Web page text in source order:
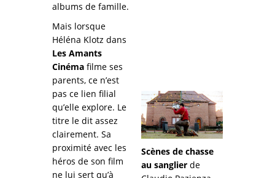
albums de famille.
Mais lorsque
Héléna Klotz dans
Les Amants
Cinéma filme ses
parents, ce n’est
pas ce lien filial
qu’elle explore. Le
titre le dit assez
clairement. Sa
proximité avec les
héros de son film
ne lui sert qu’à
Scènes de chasse
au sanglier de